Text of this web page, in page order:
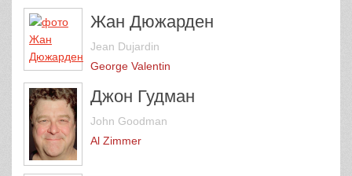
Жан Дюжарден
Jean Dujardin
George Valentin
Джон Гудман
John Goodman
Al Zimmer